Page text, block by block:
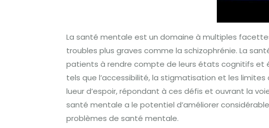
La santé mentale est un domaine à multiples
troubles plus graves comme la schizophrénie. La
patients à rendre compte de leurs états cognitifs et
tels que l’accessibilité, la stigmatisation et les
lueur d’espoir, répondant à ces défis et ouvrant la
santé mentale a le potentiel d’améliorer
problèmes de santé mentale.